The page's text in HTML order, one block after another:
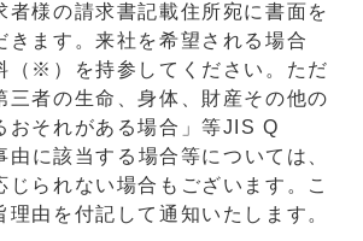
者様の請求書記載住所宛に書面を
きます。来社を希望される場合
（※）を持参してください。ただ
三者の生命、身体、財産その他の
おそれがある場合」等JIS Q
に該当する場合等については、
じられない場合もございます。こ
理由を付記して通知いたします。